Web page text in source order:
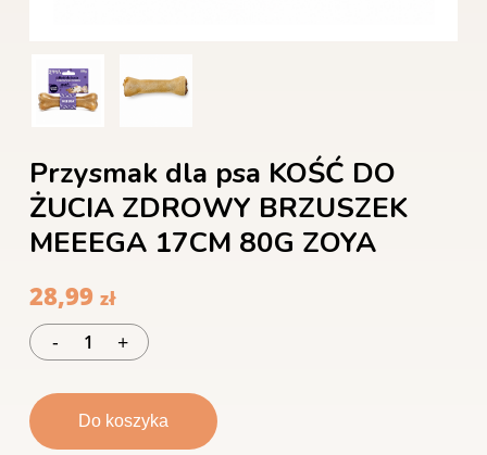
Przysmak dla psa KOŚĆ DO
ŻUCIA ZDROWY BRZUSZEK
MEEEGA 17CM 80G ZOYA
28,99 zł
Do koszyka